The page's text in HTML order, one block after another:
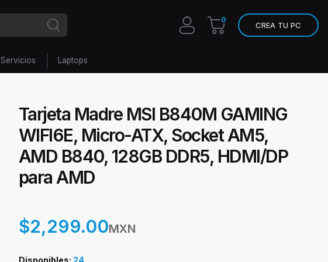
0
CREA TU PC
Servicios Laptops
Tarjeta Madre MSI B840M GAMING
WIFI6E, Micro-ATX, Socket AM5,
AMD B840, 128GB DDR5, HDMI/DP
para AMD
$2,299.00MXN